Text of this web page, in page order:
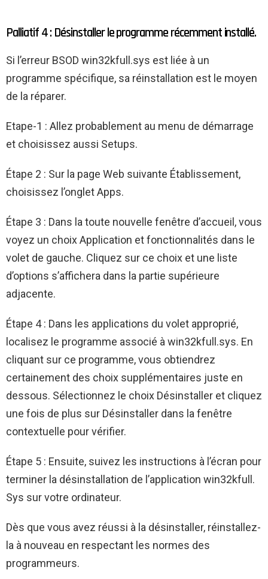
Palliatif 4 : Désinstaller le programme récemment installé.
Si l’erreur BSOD win32kfull.sys est liée à un
programme spécifique, sa réinstallation est le moyen
de la réparer.
Etape-1 : Allez probablement au menu de démarrage
et choisissez aussi Setups.
Étape 2 : Sur la page Web suivante Établissement,
choisissez l’onglet Apps.
Étape 3 : Dans la toute nouvelle fenêtre d’accueil, vous
voyez un choix Application et fonctionnalités dans le
volet de gauche. Cliquez sur ce choix et une liste
d’options s’affichera dans la partie supérieure
adjacente.
Étape 4 : Dans les applications du volet approprié,
localisez le programme associé à win32kfull.sys. En
cliquant sur ce programme, vous obtiendrez
certainement des choix supplémentaires juste en
dessous. Sélectionnez le choix Désinstaller et cliquez
une fois de plus sur Désinstaller dans la fenêtre
contextuelle pour vérifier.
Étape 5 : Ensuite, suivez les instructions à l’écran pour
terminer la désinstallation de l’application win32kfull.
Sys sur votre ordinateur.
Dès que vous avez réussi à la désinstaller, réinstallez-
la à nouveau en respectant les normes des
programmeurs.